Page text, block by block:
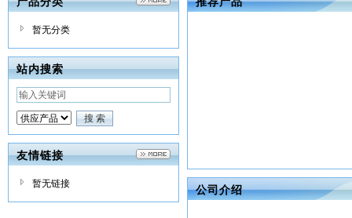
暂无分类
站内搜索
友情链接
暂无链接 公司介绍